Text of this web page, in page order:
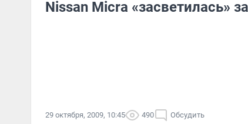
Nissan Micra «засветилась»
29 октября, 2009, 10:45 490 Обсудить